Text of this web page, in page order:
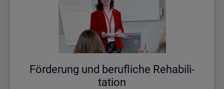
För­de­rung und be­ruf­li­che Re­ha­bi­li­
ta­ti­on